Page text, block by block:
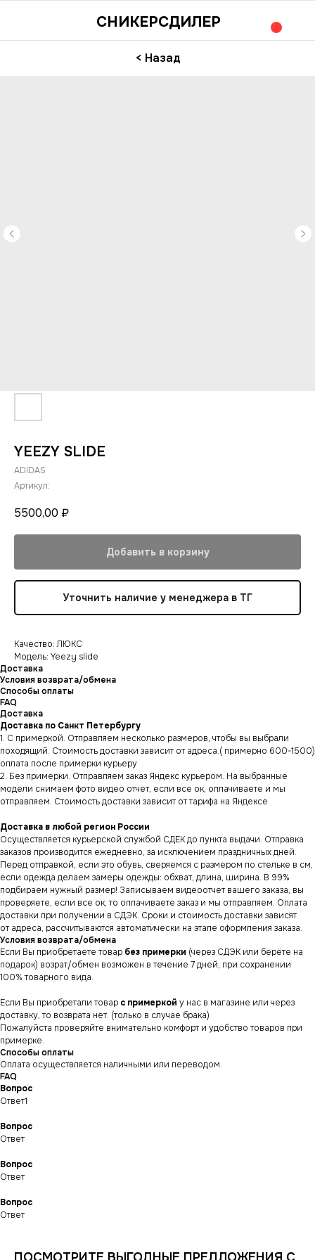
СНИКЕРСДИЛЕР
< Назад
YEEZY SLIDE
ADIDAS
Артикул:
5500,00 ₽
Добавить в корзину
Уточнить наличие у менеджера в ТГ
Качество: ЛЮКС
Модель: Yeezy slide
Доставка
Условия возврата/обмена
Способы оплаты
FAQ
Доставка
Доставка по Санкт Петербургу
1. С примеркой. Отправляем несколько размеров, чтобы вы выбрали
походящий. Стоимость доставки зависит от адреса.( примерно 600-1500)
оплата после примерки курьеру
2. Без примерки. Отправляем заказ Яндекс курьером. На выбранные
модели снимаем фото видео отчет, если все ок, оплачиваете и мы
отправляем. Стоимость доставки зависит от тарифа на Яндексе
Доставка в любой регион России
Осуществляется курьерской службой СДЕК до пункта выдачи. Отправка
заказов производится ежедневно, за исключением праздничных дней.
Перед отправкой, если это обувь, сверяемся с размером по стельке в см,
если одежда делаем замеры одежды: обхват, длина, ширина. В 99%
подбираем нужный размер! Записываем видеоотчет вашего заказа, вы
проверяете, если все ок, то оплачиваете заказ и мы отправляем. Оплата
доставки при получении в СДЭК. Сроки и стоимость доставки зависят
от адреса, рассчитываются автоматически на этапе оформления заказа.
Условия возврата/обмена
Если Вы приобретаете товар без примерки (через СДЭК или берёте на
подарок) возрат/обмен возможен в течение 7 дней, при сохранении
100% товарного вида.
Если Вы приобретали товар с примеркой у нас в магазине или через
доставку, то возврата нет. (только в случае брака)
Пожалуйста проверяйте внимательно комфорт и удобство товаров при
примерке.
Способы оплаты
Оплата осуществляется наличными или переводом.
FAQ
Вопрос
Ответ1
Вопрос
Ответ
Вопрос
Ответ
Вопрос
Ответ
СНИКЕРСДИЛЕР
ИНФОРМАЦИЯ